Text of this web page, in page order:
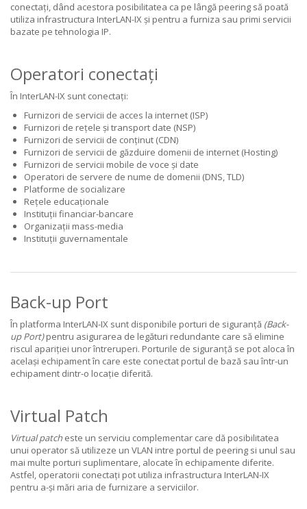
conectați, dând acestora posibilitatea ca pe lângă peering să poată
utiliza infrastructura InterLAN-IX și pentru a furniza sau primi servicii
bazate pe tehnologia IP.
Operatori conectați
În InterLAN-IX sunt conectați:
Furnizori de servicii de acces la internet (ISP)
Furnizori de rețele și transport date (NSP)
Furnizori de servicii de conținut (CDN)
Furnizori de servicii de găzduire domenii de internet (Hosting)
Furnizori de servicii mobile de voce și date
Operatori de servere de nume de domenii (DNS, TLD)
Platforme de socializare
Rețele educaționale
Instituții financiar-bancare
Organizații mass-media
Instituții guvernamentale
Back-up Port
În platforma InterLAN-IX sunt disponibile porturi de siguranță (Back-
up Port)pentru asigurarea de legături redundante care să elimine
riscul apariției unor întreruperi. Porturile de siguranță se pot aloca în
același echipament în care este conectat portul de bază sau într-un
echipament dintr-o locație diferită.
Virtual Patch
Virtual patch este un serviciu complementar care dă posibilitatea
unui operator să utilizeze un VLAN intre portul de peering si unul sau
mai multe porturi suplimentare, alocate în echipamente diferite.
Astfel, operatorii conectați pot utiliza infrastructura InterLAN-IX
pentru a-și mări aria de furnizare a serviciilor.